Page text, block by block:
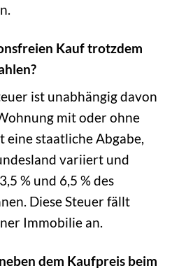
Kauf trotzdem
ist unabhängig davon
mit oder ohne
eine staatliche Abgabe,
variiert und
% und 6,5 % des
Diese Steuer fällt
Immobilie an.
dem Kaufpreis beim